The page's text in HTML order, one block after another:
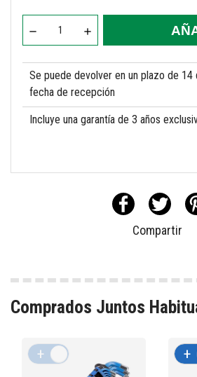
Se puede devolver en un plazo de 14
fecha de recepción
Incluye una garantía de 3 años
Compartir
Comprados Juntos
+ +